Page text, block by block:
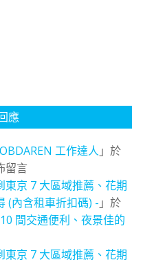
應
工作達人 」於
留言
東京 7 大區域推薦、花期
(內含租車折扣碼) - 」於
間交通便利、夜景佳的
東京 7 大區域推薦、花期